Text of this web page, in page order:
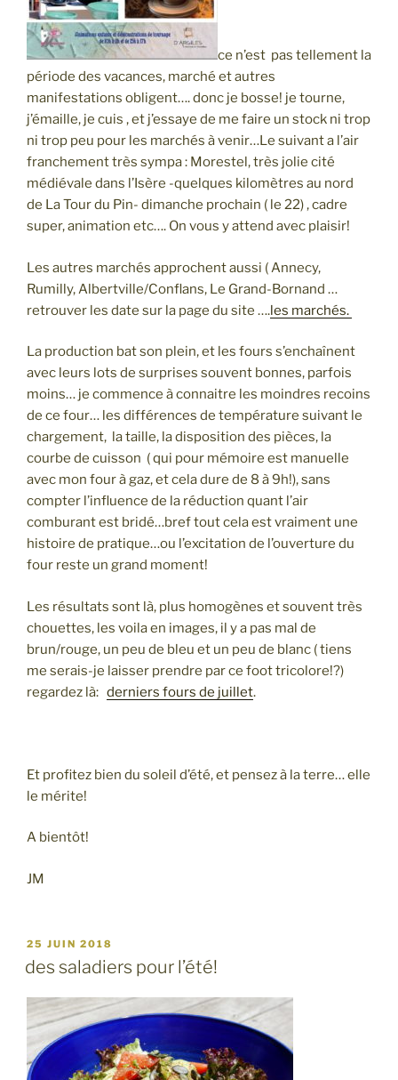
ce n’est pas tellement la
période des vacances, marché et autres
manifestations obligent…. donc je bosse! je tourne,
j’émaille, je cuis , et j’essaye de me faire un stock ni trop
ni trop peu pour les marchés à venir…Le suivant a l’air
franchement très sympa : Morestel, très jolie cité
médiévale dans l’Isère -quelques kilomètres au nord
de La Tour du Pin- dimanche prochain ( le 22) , cadre
super, animation etc…. On vous y attend avec plaisir!
Les autres marchés approchent aussi ( Annecy,
Rumilly, Albertville/Conflans, Le Grand-Bornand …
retrouver les date sur la page du site ….les marchés.
La production bat son plein, et les fours s’enchaînent
avec leurs lots de surprises souvent bonnes, parfois
moins… je commence à connaitre les moindres recoins
de ce four… les différences de température suivant le
chargement, la taille, la disposition des pièces, la
courbe de cuisson ( qui pour mémoire est manuelle
avec mon four à gaz, et cela dure de 8 à 9h!), sans
compter l’influence de la réduction quant l’air
comburant est bridé…bref tout cela est vraiment une
histoire de pratique…ou l’excitation de l’ouverture du
four reste un grand moment!
Les résultats sont là, plus homogènes et souvent très
chouettes, les voila en images, il y a pas mal de
brun/rouge, un peu de bleu et un peu de blanc ( tiens
me serais-je laisser prendre par ce foot tricolore!?)
regardez là: derniers fours de juillet.
Et profitez bien du soleil d’été, et pensez à la terre… elle
le mérite!
A bientôt!
JM
PUBLIÉ
LE
25 JUIN 2018
des saladiers pour l’été!